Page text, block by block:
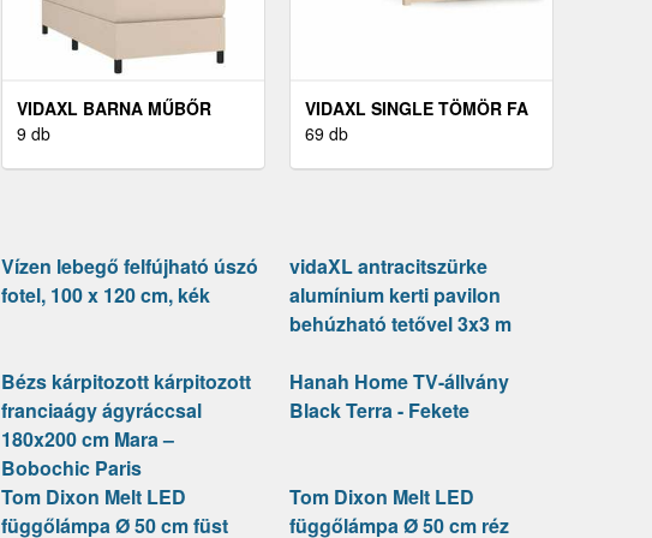
VIDAXL BARNA MŰBŐR
RUGÓS ÁGY MATRACCAL
9 db
VIDAXL SINGLE TÖMÖR FA
ÁGYKERET 90 X 190 CM
69 db
Vízen lebegő felfújható úszó
fotel, 100 x 120 cm, kék
vidaXL antracitszürke
alumínium kerti pavilon
behúzható tetővel 3x3 m
Bézs kárpitozott kárpitozott
franciaágy ágyráccsal
180x200 cm Mara –
Bobochic Paris
Hanah Home TV-állvány
Black Terra - Fekete
Tom Dixon Melt LED
függőlámpa Ø 50 cm füst
Tom Dixon Melt LED
függőlámpa Ø 50 cm réz